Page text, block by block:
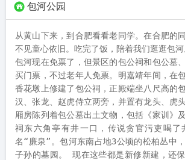
包河公园
从黄山下来，到合肥看看老同学。在合肥的
不见童心依旧。吃完了饭，陪着我们逛逛包河
包河现在免票了，但景区的包公祠和包公墓
买门票，不过老年人免票。明嘉靖年间，在
香花墩上修建了包公祠，正殿端坐八尺高的
汉、张龙、赵虎侍立两旁，并置有龙头、虎
厢房陈列着包公墓出土文物，包括《家训》
祠东六角亭有井一口，传说贪官污吏喝了
名“廉泉”。包河东南占地3公顷的松柏丛中
子孙的墓园。 现在这些都是新修新建，还